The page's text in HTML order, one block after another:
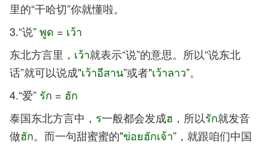
里的“干哈切”你就懂啦。
3.“说”พูด = เว้า
东北方言里， เว้า就表示“说”的意思。所以“说东北
话”就可以说成"เว้าอีสาน”或者"เว้าลาว”。
4.“爱” รัก = ฮัก
泰国东北方言中， ร一般都会发成ฮ ，所以รัก就发音
做ฮัก。而一句甜蜜蜜的"ข่อยฮักเจ้า”，就跟咱们中国